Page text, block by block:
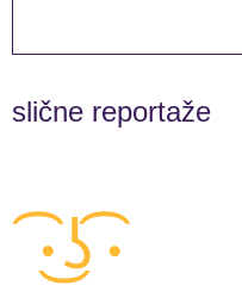
slične reportaže